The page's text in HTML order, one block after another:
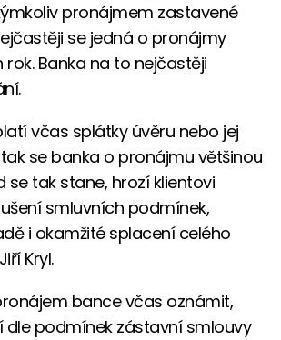
pronájmem zastavené
se jedná o pronájmy
rok. Banka na to nejčastěji
včas splátky úvěru nebo jej
se banka o pronájmu většinou
se tak stane, hrozí klientovi
smluvních podmínek,
i okamžité splacení celého
Kryl.
bance včas oznámit,
dle podmínek zástavní smlouvy